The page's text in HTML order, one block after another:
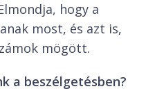
hogy a
most, és azt is,
mögött.
a beszélgetésben?